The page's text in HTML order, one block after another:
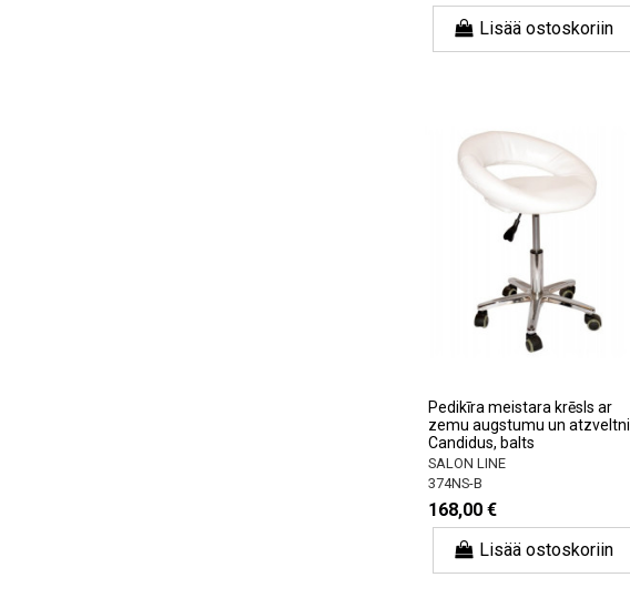
Lisää ostoskoriin
Pedikīra meistara krēsls ar
zemu augstumu un atzveltni
Candidus, balts
SALON LINE
374NS-B
168,00 €
Lisää ostoskoriin